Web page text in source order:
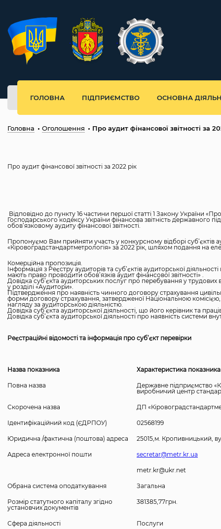
ГОЛОВНА ПІДПРИЄМСТВО ОСНОВНА
Головна Оголошення Про аудит фінансової звітності за
Про аудит фінансової звітності за 2022 рік
Відповідно до пункту 16 частини першої статті 1 Закону України
Господарського кодексу України фінансова звітність державного
обов’язковому аудиту фінансової звітності.
Пропонуємо Вам прийняти участь у конкурсному відборі суб’єктів
«Кіровоградстандартметрологія» за 2022 рік, шляхом подання на
Комерційна пропозиція.
Інформація з Реєстру аудиторів та суб’єктів аудиторської
мають право проводити обов’язків аудит фінансової звітності» .
Довідка суб’єкта аудиторських послуг про перебування у
у розділі «Аудитори».
Підтвердження про наявність чинного договору страхування
форми договору страхування, затвердженої Національною
нагляду за аудиторською діяльністю.
Довідка суб’єкта аудиторської діяльності, що його керівник та
Довідка суб’єкта аудиторської діяльності про наявність системи
Реєстраційні відомості та інформація про суб’єкт перевірки
Назва показника Характеристика показника
Повна назва
Державне підприємство
виробничий центр
Скорочена назва ДП
Ідентифікаційний код (ЄДРПОУ) 02568199
Юридична /фактична (поштова) адреса 25015,м. Кропивницький,
Адреса електронної пошти secretar@metr.kr.ua
metr.kr@ukr.net
Обрана система оподаткування Загальна
Розмір статутного капіталу згідно
установчих документів
381385,77грн.
Сфера діяльності Послуги